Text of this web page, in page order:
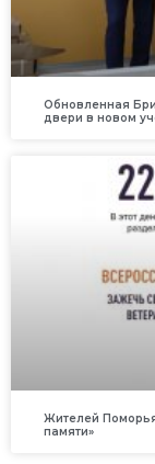
Обновленная
двери в новом
Жителей
памяти»